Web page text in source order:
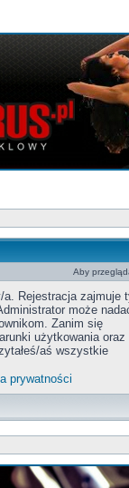
Aby
Rejestracja zajmuje
może
Zanim się
użytkowania oraz
aś wszystkie
prywatności